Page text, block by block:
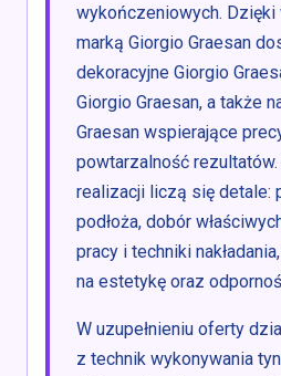
wykończeniowych. Dzięki
marką Giorgio Graesan
dekoracyjne Giorgio
Giorgio Graesan, a także
Graesan wspierające
powtarzalność
realizacji liczą się detale:
podłoża, dobór
pracy i techniki
na estetykę oraz
W uzupełnieniu oferty
z technik wykonywania